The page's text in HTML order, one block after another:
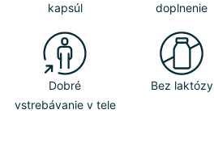
kapsúl
doplnenie
Dobré
vstrebávanie v tele
Bez laktózy